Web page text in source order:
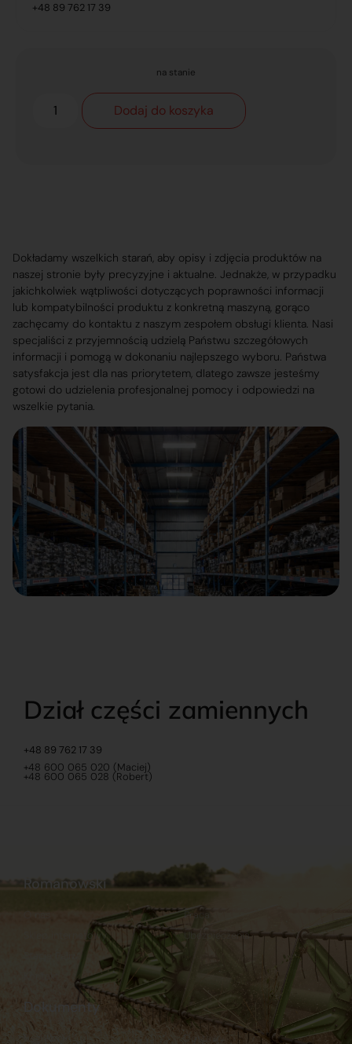
+48 89 762 17 39
na stanie
Dodaj do koszyka
Dokładamy wszelkich starań, aby opisy i zdjęcia produktów na
naszej stronie były precyzyjne i aktualne. Jednakże, w przypadku
jakichkolwiek wątpliwości dotyczących poprawności informacji
lub kompatybilności produktu z konkretną maszyną, gorąco
zachęcamy do kontaktu z naszym zespołem obsługi klienta. Nasi
specjaliści z przyjemnością udzielą Państwu szczegółowych
informacji i pomogą w dokonaniu najlepszego wyboru. Państwa
satysfakcja jest dla nas priorytetem, dlatego zawsze jesteśmy
gotowi do udzielenia profesjonalnej pomocy i odpowiedzi na
wszelkie pytania.
Dział części zamiennych
+48 89 762 17 39
+48 600 065 020 (Maciej)
+48 600 065 028 (Robert)
Dokumenty
Regulamin Dostawy
Romanowski
Sklep internetowy
Praca
Ubezpieczenia